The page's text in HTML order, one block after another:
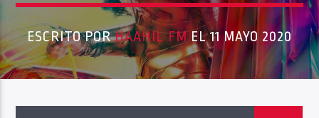
ESCRITO PORHAAHIL FMEL 11 MAYO 2020